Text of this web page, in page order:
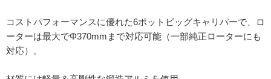
コストパフォーマンスに優れた6ポットビッグキャリパーで、ロ
ーターは最大でΦ370mmまで対応可能（一部純正ローターにも
対応）。